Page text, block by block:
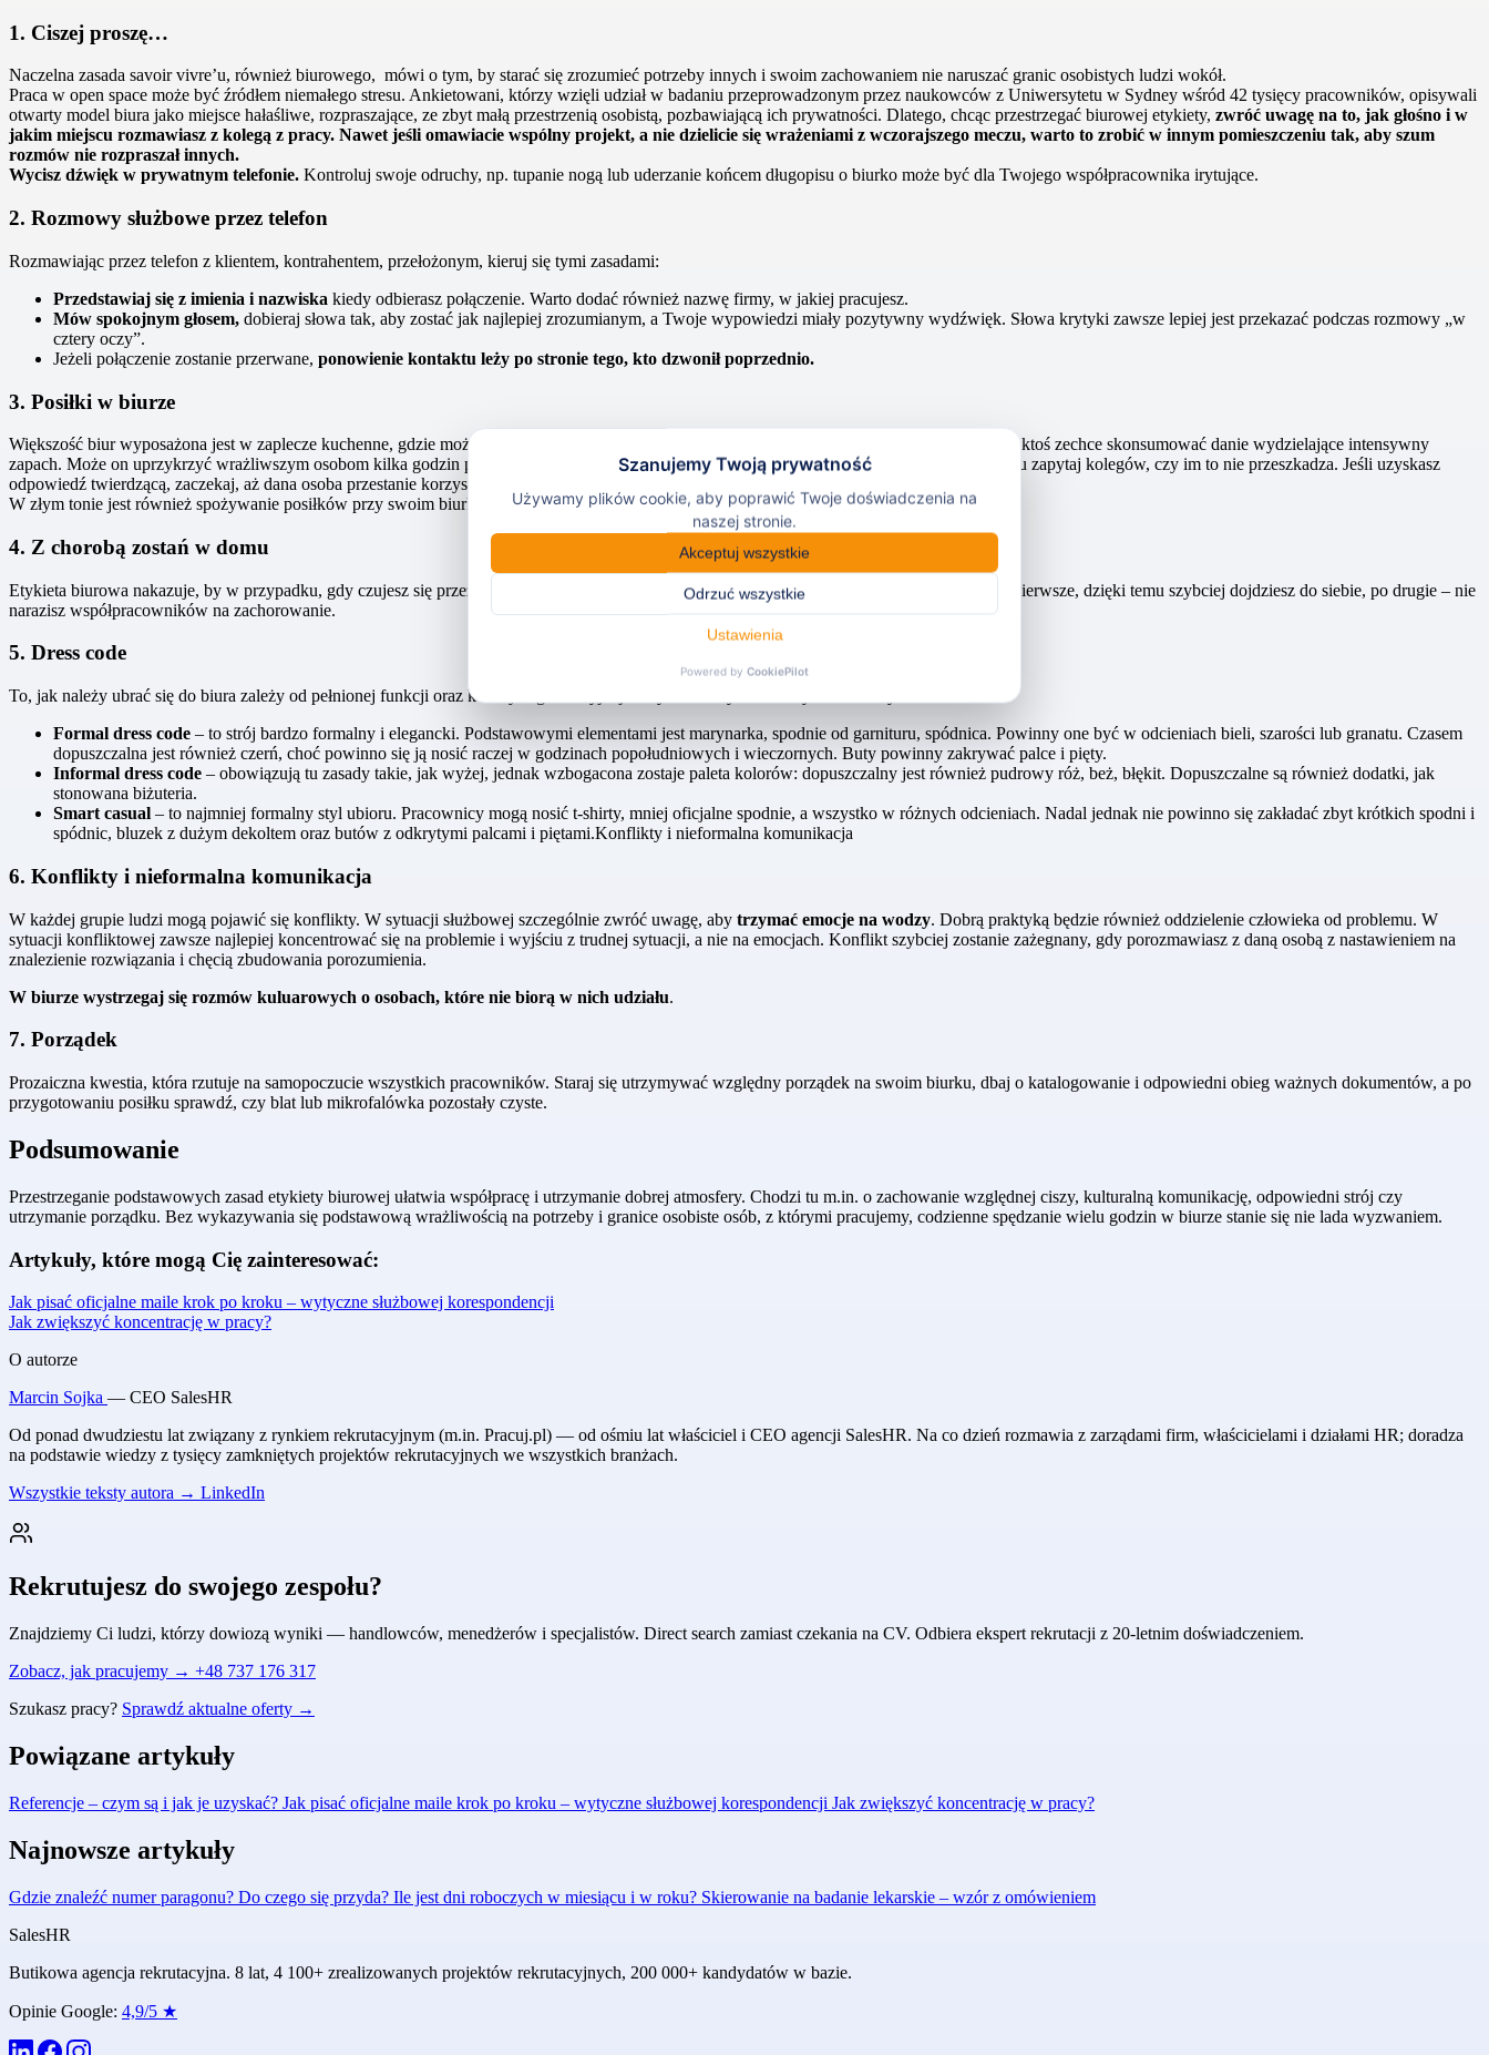
1. Ciszej proszę…
Naczelna zasada savoir vivre’u, również biurowego, mówi o tym, by starać się zrozumieć potrzeby innych i swoim zachowaniem nie naruszać granic osobistych ludzi wokół.
Praca w open space może być źródłem niemałego stresu. Ankietowani, którzy wzięli udział w badaniu przeprowadzonym przez naukowców z Uniwersytetu w Sydney wśród 42 tysięcy pracowników, opisywali
otwarty model biura jako miejsce hałaśliwe, rozpraszające, ze zbyt małą przestrzenią osobistą, pozbawiającą ich prywatności. Dlatego, chcąc przestrzegać biurowej etykiety, zwróć uwagę na to, jak głośno i w
jakim miejscu rozmawiasz z kolegą z pracy. Nawet jeśli omawiacie wspólny projekt, a nie dzielicie się wrażeniami z wczorajszego meczu, warto to zrobić w innym pomieszczeniu tak, aby szum
rozmów nie rozpraszał innych.
Wycisz dźwięk w prywatnym telefonie. Kontroluj swoje odruchy, np. tupanie nogą lub uderzanie końcem długopisu o biurko może być dla Twojego współpracownika irytujące.
2. Rozmowy służbowe przez telefon
Rozmawiając przez telefon z klientem, kontrahentem, przełożonym, kieruj się tymi zasadami:
Przedstawiaj się z imienia i nazwiska kiedy odbierasz połączenie. Warto dodać również nazwę firmy, w jakiej pracujesz.
Mów spokojnym głosem, dobieraj słowa tak, aby zostać jak najlepiej zrozumianym, a Twoje wypowiedzi miały pozytywny wydźwięk. Słowa krytyki zawsze lepiej jest przekazać podczas rozmowy „w
cztery oczy”.
Jeżeli połączenie zostanie przerwane, ponowienie kontaktu leży po stronie tego, kto dzwonił poprzednio.
3. Posiłki w biurze
Większość biur wyposażona jest w zaplecze kuchenne, gdzie można odgrzać sobie przyniesiony do pracy posiłek. Problem powstaje wtedy, gdy ktoś zechce skonsumować danie wydzielające intensywny
zapach. Może on uprzykrzyć wrażliwszym osobom kilka godzin pracy. Dlatego jeśli nie wyobrażasz sobie swojego lunchu bez wonnego dodatku zapytaj kolegów, czy im to nie przeszkadza. Jeśli uzyskasz
odpowiedź twierdzącą, zaczekaj, aż dana osoba przestanie korzystać z kuchennego pomieszczenia.
W złym tonie jest również spożywanie posiłków przy swoim biurku, zwłaszcza jeśli znajduje się on w open space.
4. Z chorobą zostań w domu
Etykieta biurowa nakazuje, by w przypadku, gdy czujesz się przeziębiona/przeziębionym rozsądniej będzie pracować zdalnie lub wziąć L4. Po pierwsze, dzięki temu szybciej dojdziesz do siebie, po drugie – nie
narazisz współpracowników na zachorowanie.
5. Dress code
To, jak należy ubrać się do biura zależy od pełnionej funkcji oraz kultury organizacyjnej firmy. Biurowy ubiór zwykle dzielimy na:
Formal dress code – to strój bardzo formalny i elegancki. Podstawowymi elementami jest marynarka, spodnie od garnituru, spódnica. Powinny one być w odcieniach bieli, szarości lub granatu. Czasem
dopuszczalna jest również czerń, choć powinno się ją nosić raczej w godzinach popołudniowych i wieczornych. Buty powinny zakrywać palce i pięty.
Informal dress code – obowiązują tu zasady takie, jak wyżej, jednak wzbogacona zostaje paleta kolorów: dopuszczalny jest również pudrowy róż, beż, błękit. Dopuszczalne są również dodatki, jak
stonowana biżuteria.
Smart casual – to najmniej formalny styl ubioru. Pracownicy mogą nosić t-shirty, mniej oficjalne spodnie, a wszystko w różnych odcieniach. Nadal jednak nie powinno się zakładać zbyt krótkich spodni i
spódnic, bluzek z dużym dekoltem oraz butów z odkrytymi palcami i piętami.Konflikty i nieformalna komunikacja
6. Konflikty i nieformalna komunikacja
W każdej grupie ludzi mogą pojawić się konflikty. W sytuacji służbowej szczególnie zwróć uwagę, aby trzymać emocje na wodzy. Dobrą praktyką będzie również oddzielenie człowieka od problemu. W
sytuacji konfliktowej zawsze najlepiej koncentrować się na problemie i wyjściu z trudnej sytuacji, a nie na emocjach. Konflikt szybciej zostanie zażegnany, gdy porozmawiasz z daną osobą z nastawieniem na
znalezienie rozwiązania i chęcią zbudowania porozumienia.
W biurze wystrzegaj się rozmów kuluarowych o osobach, które nie biorą w nich udziału.
7. Porządek
Prozaiczna kwestia, która rzutuje na samopoczucie wszystkich pracowników. Staraj się utrzymywać względny porządek na swoim biurku, dbaj o katalogowanie i odpowiedni obieg ważnych dokumentów, a po
przygotowaniu posiłku sprawdź, czy blat lub mikrofalówka pozostały czyste.
Podsumowanie
Przestrzeganie podstawowych zasad etykiety biurowej ułatwia współpracę i utrzymanie dobrej atmosfery. Chodzi tu m.in. o zachowanie względnej ciszy, kulturalną komunikację, odpowiedni strój czy
utrzymanie porządku. Bez wykazywania się podstawową wrażliwością na potrzeby i granice osobiste osób, z którymi pracujemy, codzienne spędzanie wielu godzin w biurze stanie się nie lada wyzwaniem.
Artykuły, które mogą Cię zainteresować:
Jak pisać oficjalne maile krok po kroku – wytyczne służbowej korespondencji
Jak zwiększyć koncentrację w pracy?
O autorze
Marcin Sojka — CEO SalesHR
Od ponad dwudziestu lat związany z rynkiem rekrutacyjnym (m.in. Pracuj.pl) — od ośmiu lat właściciel i CEO agencji SalesHR. Na co dzień rozmawia z zarządami firm, właścicielami i działami HR; doradza
na podstawie wiedzy z tysięcy zamkniętych projektów rekrutacyjnych we wszystkich branżach.
Wszystkie teksty autora → LinkedIn
Rekrutujesz do swojego zespołu?
Znajdziemy Ci ludzi, którzy dowiozą wyniki — handlowców, menedżerów i specjalistów. Direct search zamiast czekania na CV. Odbiera ekspert rekrutacji z 20-letnim doświadczeniem.
Zobacz, jak pracujemy → +48 737 176 317
Szukasz pracy? Sprawdź aktualne oferty →
Powiązane artykuły
Referencje – czym są i jak je uzyskać? Jak pisać oficjalne maile krok po kroku – wytyczne służbowej korespondencji Jak zwiększyć koncentrację w pracy?
Najnowsze artykuły
Gdzie znaleźć numer paragonu? Do czego się przyda? Ile jest dni roboczych w miesiącu i w roku? Skierowanie na badanie lekarskie – wzór z omówieniem
SalesHR
Butikowa agencja rekrutacyjna. 8 lat, 4 100+ zrealizowanych projektów rekrutacyjnych, 200 000+ kandydatów w bazie.
Opinie Google: 4,9/5 ★